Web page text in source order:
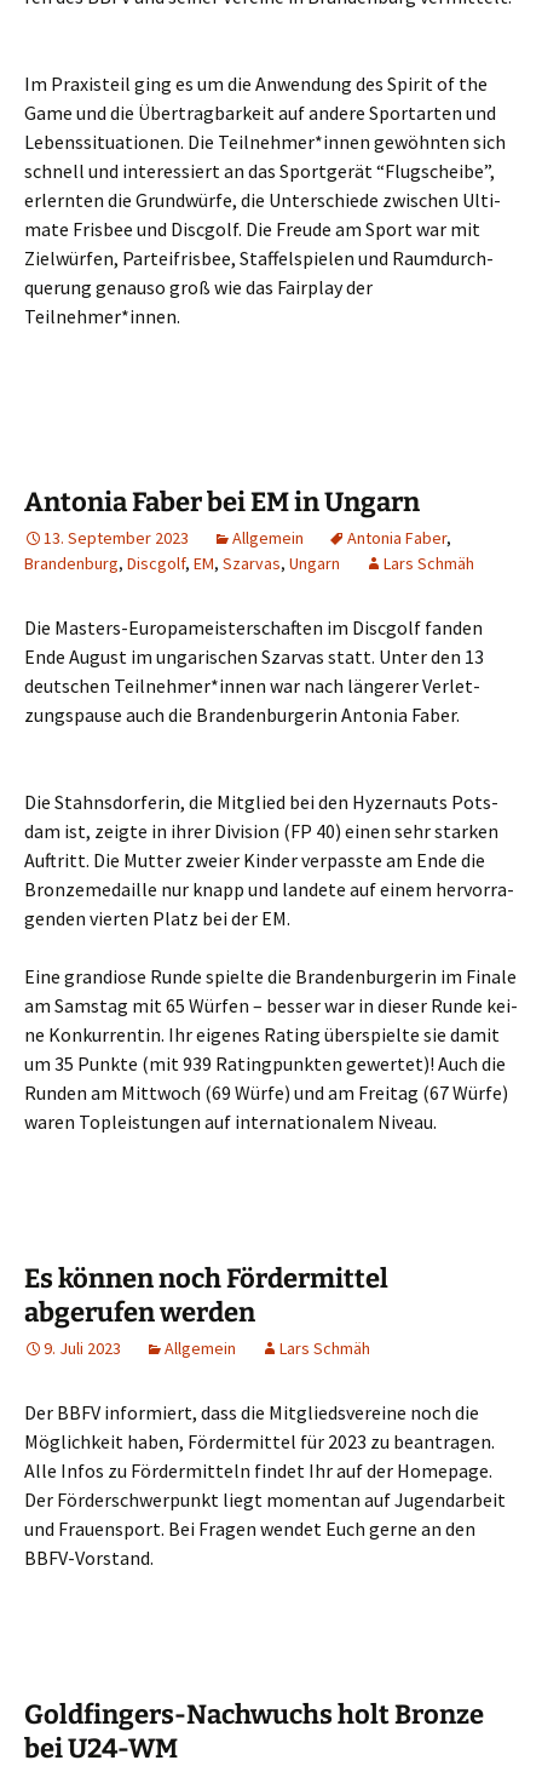
Im Pra­xis­teil ging es um die Anwen­dung des Spi­rit of the
Game und die Über­trag­bar­keit auf ande­re Sport­ar­ten und
Lebens­si­tua­tio­nen. Die Teilnehmer*innen gewöhn­ten sich
schnell und inter­es­siert an das Sport­ge­rät “Flug­schei­be”,
erlern­ten die Grund­wür­fe, die Unter­schie­de zwi­schen Ulti­
ma­te Fris­bee und Disc­golf. Die Freu­de am Sport war mit
Ziel­wür­fen, Par­tei­f­ris­bee, Staf­fel­spie­len und Raum­durch­
que­rung genau­so groß wie das Fair­play der
Teilnehmer*innen.
Antonia Faber bei EM in Ungarn
13. September 2023 Allgemein Antonia Faber,
Brandenburg, Discgolf, EM, Szarvas, Ungarn Lars Schmäh
Die Mas­ters-Euro­pa­meis­ter­schaf­ten im Disc­golf fan­den
Ende August im unga­ri­schen Szar­vas statt. Unter den 13
deut­schen Teilnehmer*innen war nach län­ge­rer Ver­let­
zungs­pau­se auch die Bran­den­bur­ge­rin Anto­nia Faber.
Die Stahns­dor­fe­rin, die Mit­glied bei den Hyzer­n­auts Pots­
dam ist, zeig­te in ihrer Divi­si­on (FP 40) einen sehr star­ken
Auf­tritt. Die Mut­ter zwei­er Kin­der ver­pass­te am Ende die
Bron­ze­me­dail­le nur knapp und lan­de­te auf einem her­vor­ra­
gen­den vier­ten Platz bei der EM.
Eine gran­dio­se Run­de spiel­te die Bran­den­bur­ge­rin im Fina­le
am Sams­tag mit 65 Wür­fen – bes­ser war in die­ser Run­de kei­
ne Kon­kur­ren­tin. Ihr eige­nes Rating über­spiel­te sie damit
um 35 Punk­te (mit 939 Rating­punk­ten gewer­tet)! Auch die
Run­den am Mitt­woch (69 Wür­fe) und am Frei­tag (67 Wür­fe)
waren Top­leis­tun­gen auf inter­na­tio­na­lem Niveau.
Es können noch Fördermittel
abgerufen werden
9. Juli 2023 Allgemein Lars Schmäh
Der BBFV infor­miert, dass die Mit­glieds­ver­ei­ne noch die
Mög­lich­keit haben, För­der­mit­tel für 2023 zu bean­tra­gen.
Alle Infos zu För­der­mit­teln fin­det Ihr auf der Home­page.
Der För­der­schwer­punkt liegt momen­tan auf Jugend­ar­beit
und Frau­en­sport. Bei Fra­gen wen­det Euch ger­ne an den
BBFV-Vorstand.
Goldfingers-Nachwuchs holt Bronze
bei U24-WM